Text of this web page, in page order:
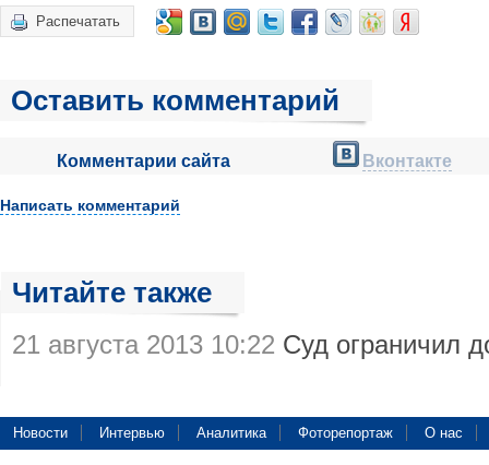
Распечатать
Оставить комментарий
Комментарии сайта Вконтакте
Написать комментарий
Читайте также
21 августа 2013 10:22 Суд ограничил
Новости Интервью Аналитика Фоторепортаж О нас